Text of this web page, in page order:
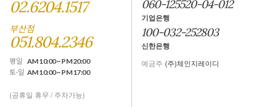
02.6204.1517
부산점
051.804.2346
평일 AM 10:00 ~ PM 20:00
토·일 AM 10:00 ~ PM 17:00
(공휴일 휴무 / 주차가능)
060-125520-04-012
기업은행
100-032-252803
신한은행
예금주 (주)체인지레이디